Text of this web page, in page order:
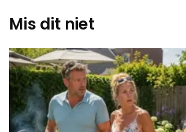
Mis dit niet